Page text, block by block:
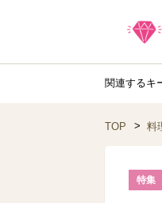
関連するキ
TOP 料
特集